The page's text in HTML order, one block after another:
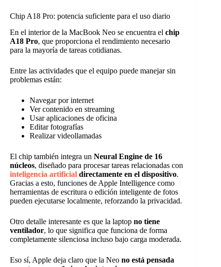
Chip A18 Pro: potencia suficiente para el uso diario
En el interior de la MacBook Neo se encuentra el chip
A18 Pro, que proporciona el rendimiento necesario
para la mayoría de tareas cotidianas.
Entre las actividades que el equipo puede manejar sin
problemas están:
Navegar por internet
Ver contenido en streaming
Usar aplicaciones de oficina
Editar fotografías
Realizar videollamadas
El chip también integra un Neural Engine de 16
núcleos, diseñado para procesar tareas relacionadas con
inteligencia artificial directamente en el dispositivo.
Gracias a esto, funciones de Apple Intelligence como
herramientas de escritura o edición inteligente de fotos
pueden ejecutarse localmente, reforzando la privacidad.
Otro detalle interesante es que la laptop no tiene
ventilador, lo que significa que funciona de forma
completamente silenciosa incluso bajo carga moderada.
Eso sí, Apple deja claro que la Neo no está pensada